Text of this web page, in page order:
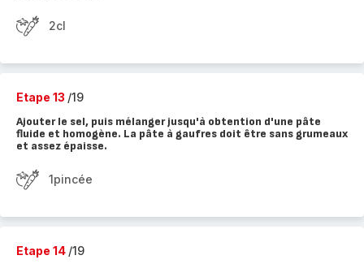
2cl
Etape 13 /19
Ajouter le sel, puis mélanger jusqu'à obtention d'une pâte
fluide et homogène. La pâte à gaufres doit être sans grumeaux
et assez épaisse.
1pincée
Etape 14 /19